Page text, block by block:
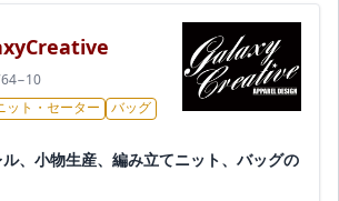
ット・セーター
バッグ
、小物生産、編み立てニット、バッグの